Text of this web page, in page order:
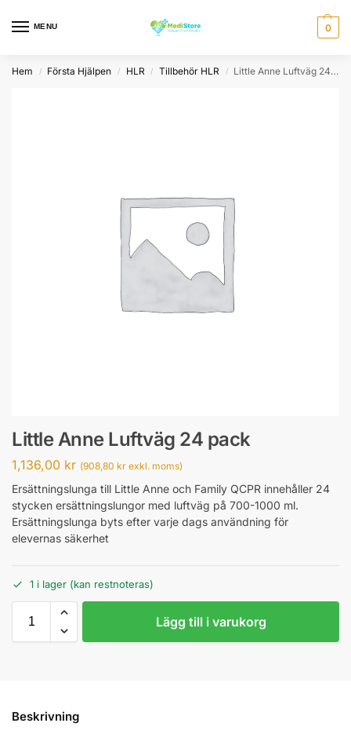
MENU 0
Hem / Första Hjälpen / HLR / Tillbehör HLR / Little Anne Luftväg 24 pack
Little Anne Luftväg 24 pack
1,136,00 kr (908,80 kr exkl. moms)
Ersättningslunga till Little Anne och Family QCPR innehåller 24
stycken ersättningslungor med luftväg på 700-1000 ml.
Ersättningslunga byts efter varje dags användning för
elevernas säkerhet
1 i lager (kan restnoteras)
Lägg till i varukorg
Beskrivning